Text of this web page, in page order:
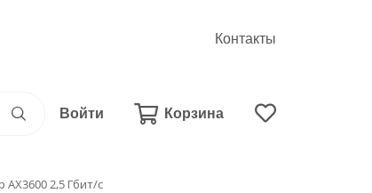
Контакты
Войти Корзина
2,5 Гбит/с